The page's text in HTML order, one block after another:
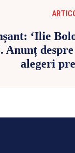
‘Ilie
Anunț
alegeri